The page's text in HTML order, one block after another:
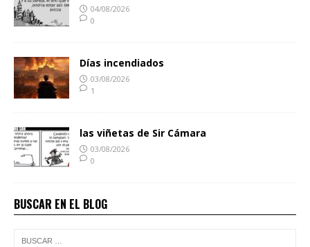
04/08/2026
0
Días incendiados
03/08/2026
1
las viñetas de Sir Cámara
03/08/2026
0
BUSCAR EN EL BLOG